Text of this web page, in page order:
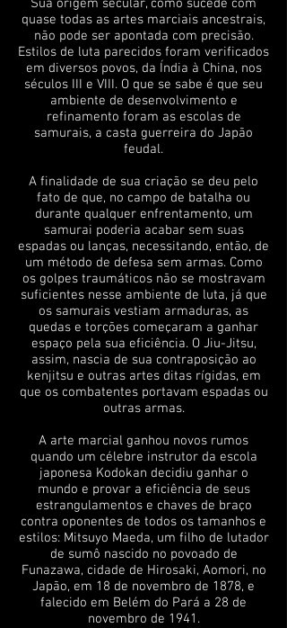
Sua origem secular, como sucede com
quase todas as artes marciais ancestrais,
não pode ser apontada com precisão.
Estilos de luta parecidos foram verificados
em diversos povos, da Índia à China, nos
séculos III e VIII. O que se sabe é que seu
ambiente de desenvolvimento e
refinamento foram as escolas de
samurais, a casta guerreira do Japão
feudal.
A finalidade de sua criação se deu pelo
fato de que, no campo de batalha ou
durante qualquer enfrentamento, um
samurai poderia acabar sem suas
espadas ou lanças, necessitando, então, de
um método de defesa sem armas. Como
os golpes traumáticos não se mostravam
suficientes nesse ambiente de luta, já que
os samurais vestiam armaduras, as
quedas e torções começaram a ganhar
espaço pela sua eficiência. O Jiu-Jitsu,
assim, nascia de sua contraposição ao
kenjitsu e outras artes ditas rígidas, em
que os combatentes portavam espadas ou
outras armas.
A arte marcial ganhou novos rumos
quando um célebre instrutor da escola
japonesa Kodokan decidiu ganhar o
mundo e provar a eficiência de seus
estrangulamentos e chaves de braço
contra oponentes de todos os tamanhos e
estilos: Mitsuyo Maeda, um filho de lutador
de sumô nascido no povoado de
Funazawa, cidade de Hirosaki, Aomori, no
Japão, em 18 de novembro de 1878, e
falecido em Belém do Pará a 28 de
novembro de 1941.